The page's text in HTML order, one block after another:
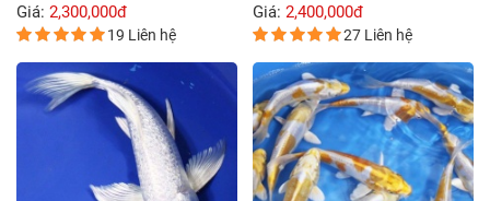
Giá: 2,300,000đ
19 Liên hệ
Giá: 2,400,000đ
27 Liên hệ